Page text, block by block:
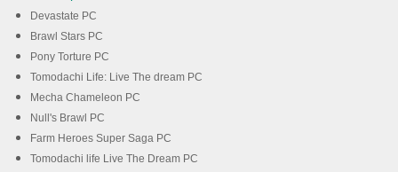
Devastate PC
Brawl Stars PC
Pony Torture PC
Tomodachi Life: Live The dream PC
Mecha Chameleon PC
Null's Brawl PC
Farm Heroes Super Saga PC
Tomodachi life Live The Dream PC